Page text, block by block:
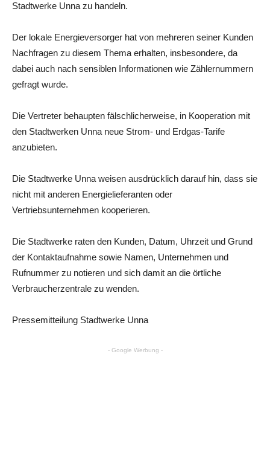
Stadtwerke Unna zu handeln.
Der lokale Energieversorger hat von mehreren seiner Kunden
Nachfragen zu diesem Thema erhalten, insbesondere, da
dabei auch nach sensiblen Informationen wie Zählernummern
gefragt wurde.
Die Vertreter behaupten fälschlicherweise, in Kooperation mit
den Stadtwerken Unna neue Strom- und Erdgas-Tarife
anzubieten.
Die Stadtwerke Unna weisen ausdrücklich darauf hin, dass sie
nicht mit anderen Energielieferanten oder
Vertriebsunternehmen kooperieren.
Die Stadtwerke raten den Kunden, Datum, Uhrzeit und Grund
der Kontaktaufnahme sowie Namen, Unternehmen und
Rufnummer zu notieren und sich damit an die örtliche
Verbraucherzentrale zu wenden.
Pressemitteilung Stadtwerke Unna
- Google Werbung -